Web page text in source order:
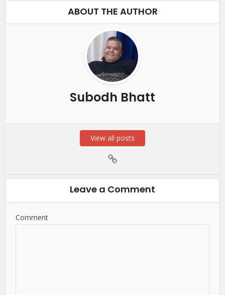
ABOUT THE AUTHOR
Subodh Bhatt
View all posts
Leave a Comment
Comment